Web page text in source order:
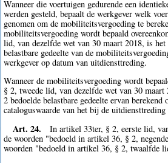
Wanneer die voertuigen gedurende een
werden gesteld, bepaalt de werkgever welk
genomen om de mobiliteitsvergoeding te
mobiliteitsvergoeding wordt bepaald
lid, van dezelfde wet van 30 maart 2018, is
belastbare gedeelte van de
werkgever op datum van uitdiensttreding.
Wanneer de mobiliteitsvergoeding wordt
§ 2, tweede lid, van dezelfde wet van 30
2 bedoelde belastbare gedeelte ervan berekend
cataloguswaarde van het bij de
Art. 24.
In artikel 33ter, § 2, eerste lid,
de woorden "bedoeld in artikel 36, § 2,
woorden "bedoeld in artikel 36, § 2, twaalfde